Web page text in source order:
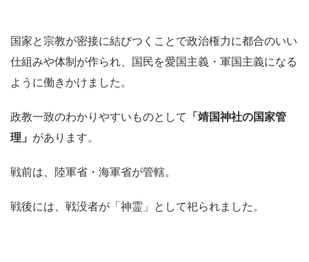
国家と宗教が密接に結びつくことで政治権力に都合のいい
仕組みや体制が作られ、国民を愛国主義・軍国主義になる
ように働きかけました。
政教一致のわかりやすいものとして 「靖国神社の国家管
理」 があります。
戦前は、陸軍省・海軍省が管轄。
戦後には、戦没者が「神霊」として祀られました。